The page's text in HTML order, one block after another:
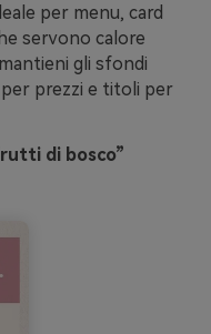
per menu, card
servono calore
gli sfondi
prezzi e titoli per
di bosco”